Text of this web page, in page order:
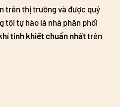
trên thị trường và được quý
tôi tự hào là nhà phân phối
tinh khiết chuẩn nhấttrên